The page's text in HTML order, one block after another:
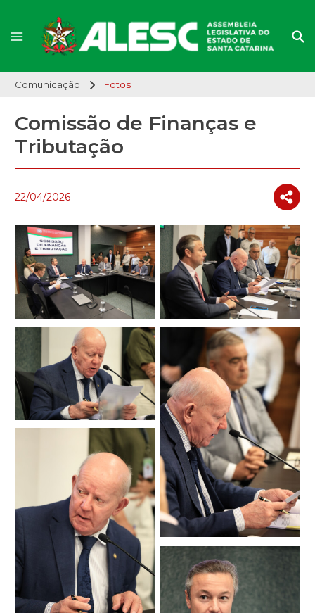
Comunicação Fotos
Comissão de Finanças e
Tributação
22/04/2026